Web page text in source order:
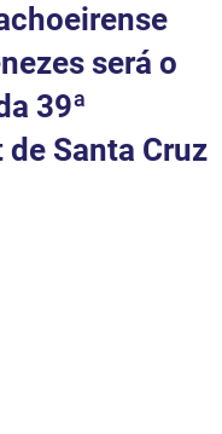
será o
39ª
Santa Cruz